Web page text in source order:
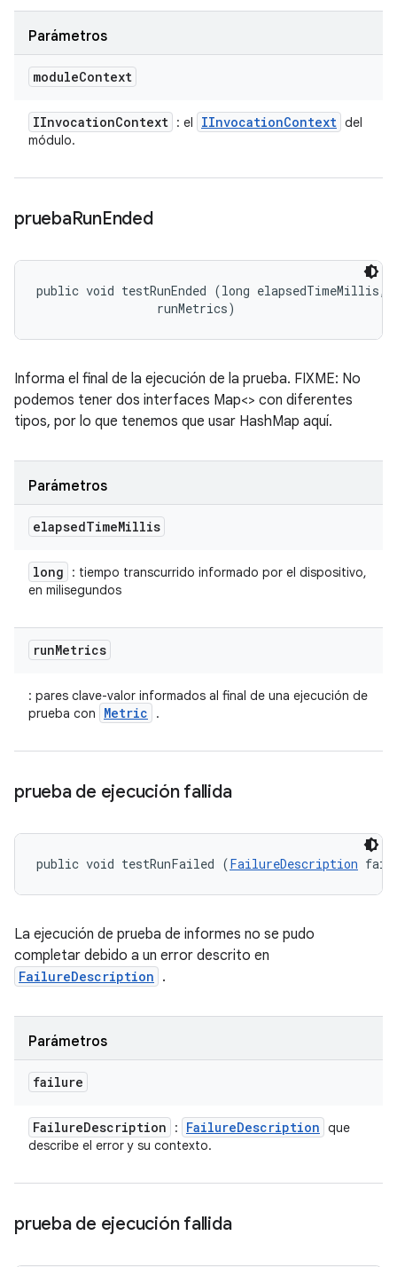
Parámetros
moduleContext
IInvocationContext : el IInvocationContext del
módulo.
pruebaRunEnded
public void testRunEnded (long elapsedTimeMillis,
runMetrics)
Informa el final de la ejecución de la prueba. FIXME: No
podemos tener dos interfaces Map<> con diferentes
tipos, por lo que tenemos que usar HashMap aquí.
Parámetros
elapsedTimeMillis
long
: tiempo transcurrido informado por el dispositivo,
en milisegundos
runMetrics
: pares clave-valor informados al final de una ejecución de
prueba con
Metric .
prueba de ejecución fallida
public void testRunFailed (FailureDescription
La ejecución de prueba de informes no se pudo
completar debido a un error descrito en
FailureDescription .
Parámetros
failure
FailureDescription : FailureDescription que
describe el error y su contexto.
prueba de ejecución fallida